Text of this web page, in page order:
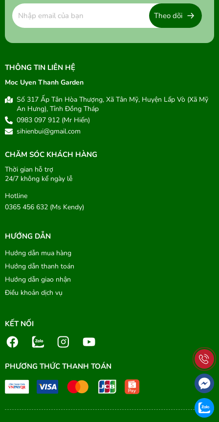
Theo dõi
THÔNG TIN LIÊN HỆ
Moc Uyen Thanh Garden
Số 317 Ấp Tân Hòa Thượng, Xã Tân Mỹ, Huyện Lấp Vò (Xã Mỹ
An Hưng), Tỉnh Đồng Tháp
0983 097 912 (Mr Hiến)
sihienbui@gmail.com
CHĂM SÓC KHÁCH HÀNG
Thời gian hỗ trợ
24/7 không kể ngày lễ
Hotline
0365 456 632 (Ms Kendy)
HƯỚNG DẪN
Hướng dẫn mua hàng
Hướng dẫn thanh toán
Hướng dẫn giao nhận
Điều khoản dịch vụ
KẾT NỐI
PHƯƠNG THỨC THANH TOÁN